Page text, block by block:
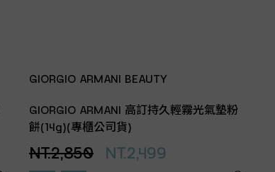
GIORGIO ARMANI BEAUTY
GIORGIO ARMANI 高訂持久輕霧光氣墊粉
餅(14g)(專櫃公司貨)
NT.2,850 NT.2,499